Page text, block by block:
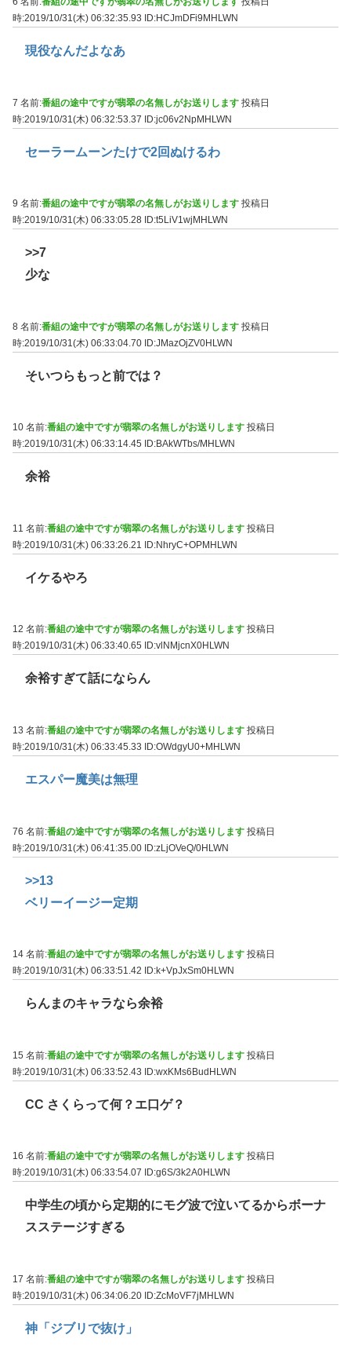
時:2019/10/31(木) 06:32:35.93
ID:HCJmDFi9MHLWN
現役なんだよなあ
7 名前:番組の途中ですが翡翠の名無しがお送りします 投稿日
時:2019/10/31(木) 06:32:53.37 ID:jc06v2NpMHLWN
セーラームーンたけで2回ぬけるわ
9 名前:番組の途中ですが翡翠の名無しがお送りします 投稿日
時:2019/10/31(木) 06:33:05.28 ID:t5LiV1wjMHLWN
>>7
少な
8 名前:番組の途中ですが翡翠の名無しがお送りします 投稿日
時:2019/10/31(木) 06:33:04.70 ID:JMazOjZV0HLWN
そいつらもっと前では？
10 名前:番組の途中ですが翡翠の名無しがお送りします 投稿日
時:2019/10/31(木) 06:33:14.45
ID:BAkWTbs/MHLWN
余裕
11 名前:番組の途中ですが翡翠の名無しがお送りします 投稿日
時:2019/10/31(木) 06:33:26.21 ID:NhryC+OPMHLWN
イケるやろ
12 名前:番組の途中ですが翡翠の名無しがお送りします 投稿日
時:2019/10/31(木) 06:33:40.65
ID:vlNMjcnX0HLWN
余裕すぎて話にならん
13 名前:番組の途中ですが翡翠の名無しがお送りします 投稿日
時:2019/10/31(木) 06:33:45.33
ID:OWdgyU0+MHLWN
エスパー魔美は無理
76 名前:番組の途中ですが翡翠の名無しがお送りします 投稿日
時:2019/10/31(木) 06:41:35.00 ID:zLjOVeQ/0HLWN
>>13
ベリーイージー定期
14 名前:番組の途中ですが翡翠の名無しがお送りします 投稿日
時:2019/10/31(木) 06:33:51.42
ID:k+VpJxSm0HLWN
らんまのキャラなら余裕
15 名前:番組の途中ですが翡翠の名無しがお送りします 投稿日
時:2019/10/31(木) 06:33:52.43 ID:wxKMs6BudHLWN
CC さくらって何？エ口ゲ？
16 名前:番組の途中ですが翡翠の名無しがお送りします 投稿日
時:2019/10/31(木) 06:33:54.07
ID:g6S/3k2A0HLWN
中学生の頃から定期的にモグ波で泣いてるからボーナ
スステージすぎる
17 名前:番組の途中ですが翡翠の名無しがお送りします 投稿日
時:2019/10/31(木) 06:34:06.20 ID:ZcMoVF7jMHLWN
神「ジブリで抜け」